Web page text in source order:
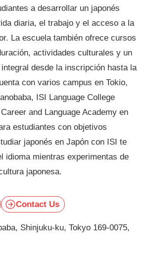
a desarrollar un japonés
diaria, el trabajo y el acceso a la
La escuela también ofrece cursos
actividades culturales y un
desde la inscripción hasta la
con varios campus en Tokio,
ISI Language College
and Language Academy en
estudiantes con objetivos
japonés en Japón con ISI te
idioma mientras experimentas de
japonesa.
Contact Us
Shinjuku-ku, Tokyo 169-0075,